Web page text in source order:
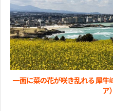
一面に菜の花が咲き乱れる 犀牛
ア）